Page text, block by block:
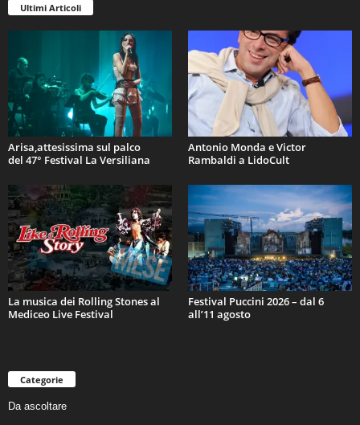
Ultimi Articoli
Arisa,attesissima sul palco
del 47° Festival La Versiliana
Antonio Monda e Victor
Rambaldi a LidoCult
La musica dei Rolling Stones al
Mediceo Live Festival
Festival Puccini 2026 – dal 6
all’11 agosto
Categorie
Da ascoltare